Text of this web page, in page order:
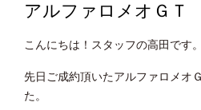
アルファロメオＧ
こんにちは！スタッフの高田です。
先日ご成約頂いたアルファロメオ
た。